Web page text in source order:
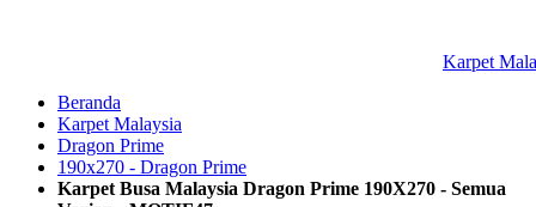
Karpet
Beranda
Karpet Malaysia
Dragon Prime
190x270 - Dragon Prime
Karpet Busa Malaysia Dragon Prime 190X270 - Semua